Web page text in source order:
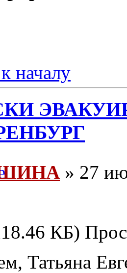
началу
» 27
КБ)
Татьяна